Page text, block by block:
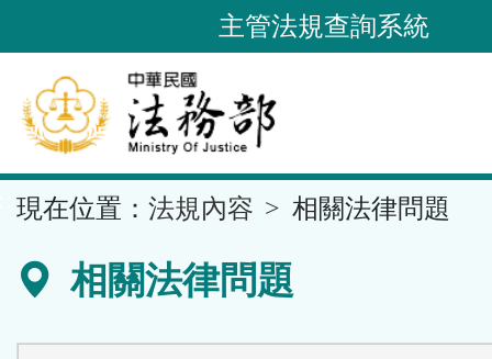
到
要
內
容
區
主管法規查詢系統
現在位置： 法規內容 相關法律問題
相關法律問題